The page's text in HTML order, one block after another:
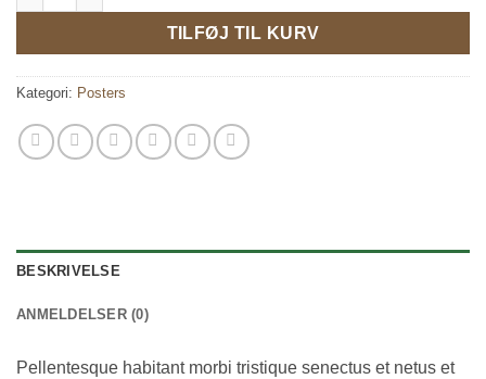
TILFØJ TIL KURV
Kategori: Posters
BESKRIVELSE
ANMELDELSER (0)
Pellentesque habitant morbi tristique senectus et netus et